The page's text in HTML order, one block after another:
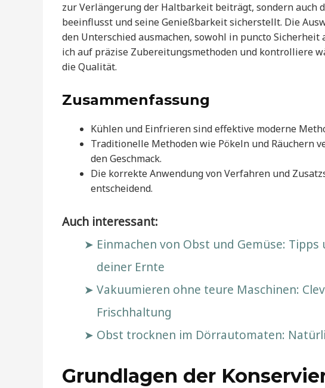
zur Verlängerung der Haltbarkeit beiträgt, sondern auch
beeinflusst und seine Genießbarkeit sicherstellt. Die
den Unterschied ausmachen, sowohl in puncto Sicherheit
ich auf präzise Zubereitungsmethoden und kontrolliere
die Qualität.
Zusammenfassung
Kühlen und Einfrieren sind effektive moderne
Traditionelle Methoden wie Pökeln und Räuchern
den Geschmack.
Die korrekte Anwendung von Verfahren und
entscheidend.
Auch interessant:
Einmachen von Obst und Gemüse:
deiner Ernte
Vakuumieren ohne teure Maschinen:
Frischhaltung
Obst trocknen im Dörrautomaten:
Grundlagen der